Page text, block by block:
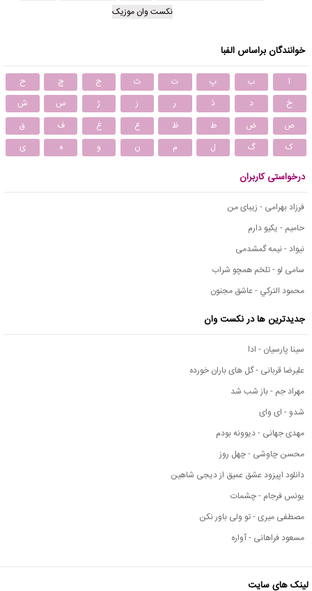
نکست وان موزیک
خوانندگان براساس الفبا
ا ب پ ت ث ج چ
ح
خ
د ذ ر ز ژ س
ش
ص
ض ط ظ ع غ ف
ق
ک
گ ل م ن و ه ی
درخواستی کاربران
فرزاد بهرامی - زیبای من
حامیم - یکیو دارم
نیواد - نیمه گمشدمی
سامی لو - تلخم همچو شراب
محمود التركي - عاشق مجنون
جدیدترین ها در نکست وان
سینا پارسیان - ادا
علیرضا قربانی - گل های باران خورده
مهراد جم - باز شب شد
شدو - ای وای
مهدی جهانی - دیوونه بودم
محسن چاوشی - چهل روز
دانلود اپیزود عشق عمیق از دیجی شاهین
یونس فرجام - چشمات
مصطفی میری - تو ولی باور نکن
مسعود فراهانی - آواره
لینک های سایت